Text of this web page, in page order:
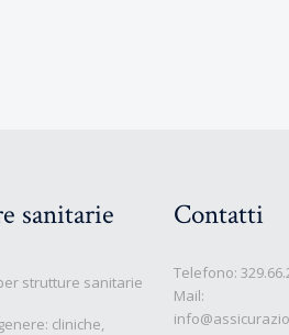
sanitarie
strutture sanitarie
cliniche,
Contatti
Telefono:
Mail: